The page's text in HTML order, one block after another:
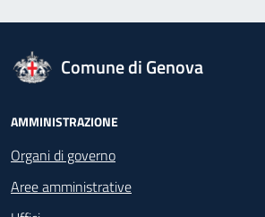
logo Unione Europea
Comune di Genova
Footer - Navigazione
AMMINISTRAZIONE
Organi di governo
Aree amministrative